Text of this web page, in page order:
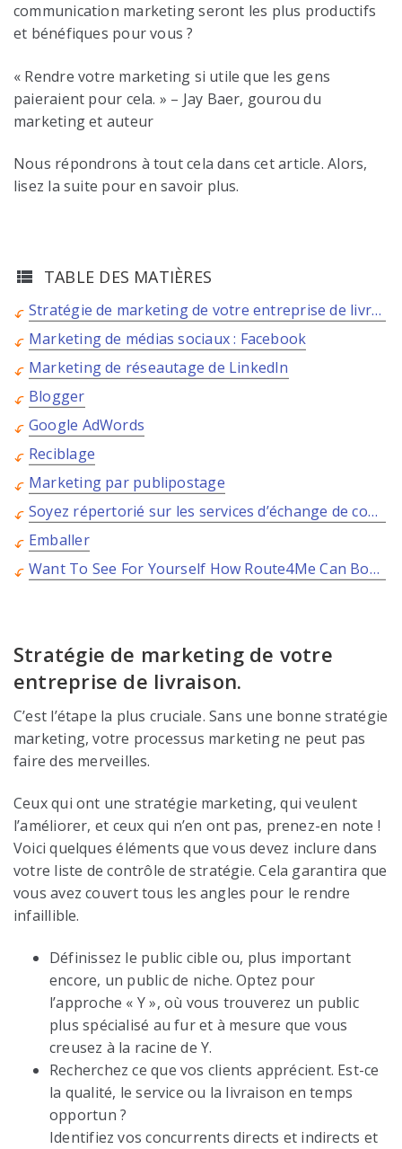
communication marketing seront les plus productifs
et bénéfiques pour vous ?
« Rendre votre marketing si utile que les gens
paieraient pour cela. » – Jay Baer, ​​gourou du
marketing et auteur
Nous répondrons à tout cela dans cet article. Alors,
lisez la suite pour en savoir plus.
TABLE DES MATIÈRES
Stratégie de marketing de votre entreprise de livraison.
Marketing de médias sociaux : Facebook
Marketing de réseautage de LinkedIn
Blogger
Google AdWords
Reciblage
Marketing par publipostage
Soyez répertorié sur les services d’échange de courrier
Emballer
Want To See For Yourself How Route4Me Can Boost Your Profits?
Stratégie de marketing de votre
entreprise de livraison.
C’est l’étape la plus cruciale. Sans une bonne stratégie
marketing, votre processus marketing ne peut pas
faire des merveilles.
Ceux qui ont une stratégie marketing, qui veulent
l’améliorer, et ceux qui n’en ont pas, prenez-en note !
Voici quelques éléments que vous devez inclure dans
votre liste de contrôle de stratégie. Cela garantira que
vous avez couvert tous les angles pour le rendre
infaillible.
Définissez le public cible ou, plus important
encore, un public de niche. Optez pour
l’approche « Y », où vous trouverez un public
plus spécialisé au fur et à mesure que vous
creusez à la racine de Y.
Recherchez ce que vos clients apprécient. Est-ce
la qualité, le service ou la livraison en temps
opportun ?
Identifiez vos concurrents directs et indirects et